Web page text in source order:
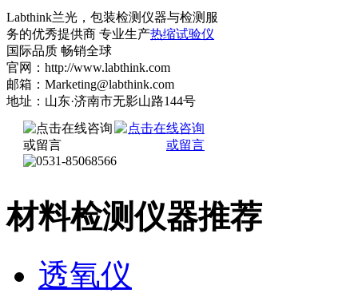
Labthink兰光，包装检测仪器与检测服
务的优秀提供商 专业生产热缩试验仪
国际品质 畅销全球
官网：http://www.labthink.com
邮箱：Marketing@labthink.com
地址：山东·济南市无影山路144号
材料检测仪器推荐
透氧仪